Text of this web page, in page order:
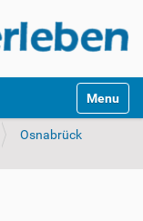
Toggle
Osnabrück